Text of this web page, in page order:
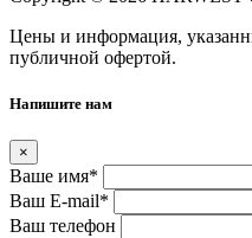
Цены и информация,
публичной офертой.
Напишите нам
×
Ваше имя*
Ваш E-mail*
Ваш телефон